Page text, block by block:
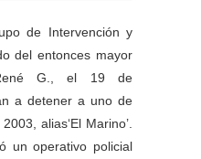
de Intervención y
del entonces mayor
G., el 19 de
a detener a uno de
alias‘El Marino’.
un operativo policial